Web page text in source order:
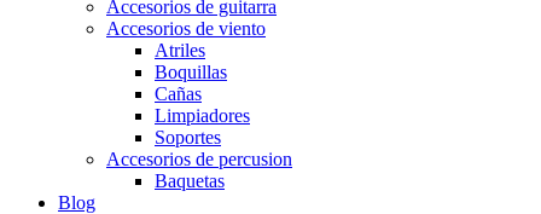
Accesorios de guitarra
Accesorios de viento
Atriles
Boquillas
Cañas
Limpiadores
Soportes
Accesorios de percusion
Baquetas
Blog